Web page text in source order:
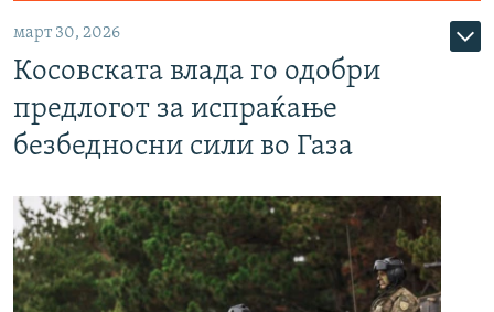
март 30, 2026
Косовската влада го одобри
предлогот за испраќање
безбедносни сили во Газа